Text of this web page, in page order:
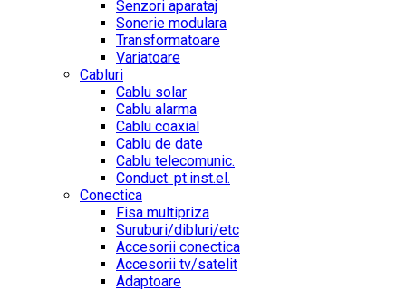
Senzori aparataj
Sonerie modulara
Transformatoare
Variatoare
Cabluri
Cablu solar
Cablu alarma
Cablu coaxial
Cablu de date
Cablu telecomunic.
Conduct. pt.inst.el.
Conectica
Fisa multipriza
Suruburi/dibluri/etc
Accesorii conectica
Accesorii tv/satelit
Adaptoare